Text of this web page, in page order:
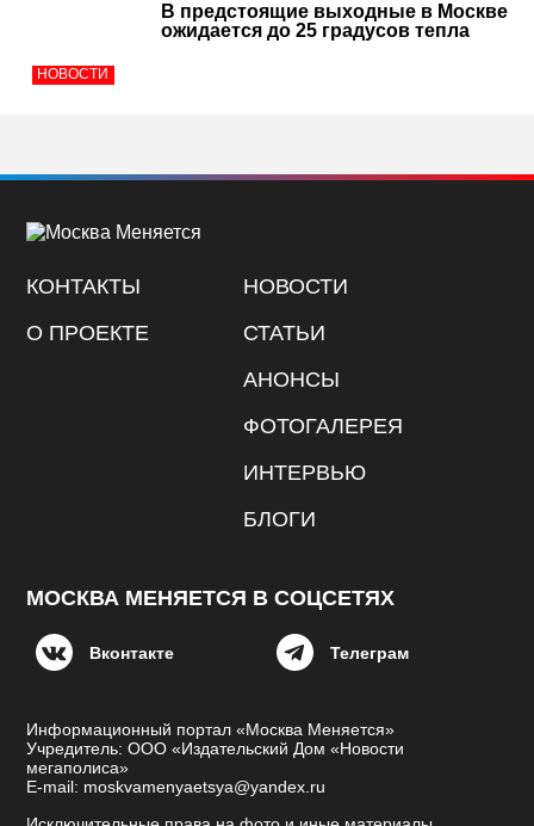
НОВОСТИ
В предстоящие выходные в Москве
ожидается до 25 градусов тепла
КОНТАКТЫ
О ПРОЕКТЕ
НОВОСТИ
СТАТЬИ
АНОНСЫ
ФОТОГАЛЕРЕЯ
ИНТЕРВЬЮ
БЛОГИ
МОСКВА МЕНЯЕТСЯ В СОЦСЕТЯХ
Вконтакте Телеграм
Информационный портал «Москва Меняется»
Учредитель: ООО «Издательский Дом «Новости
мегаполиса»
E-mail: moskvamenyaetsya@yandex.ru